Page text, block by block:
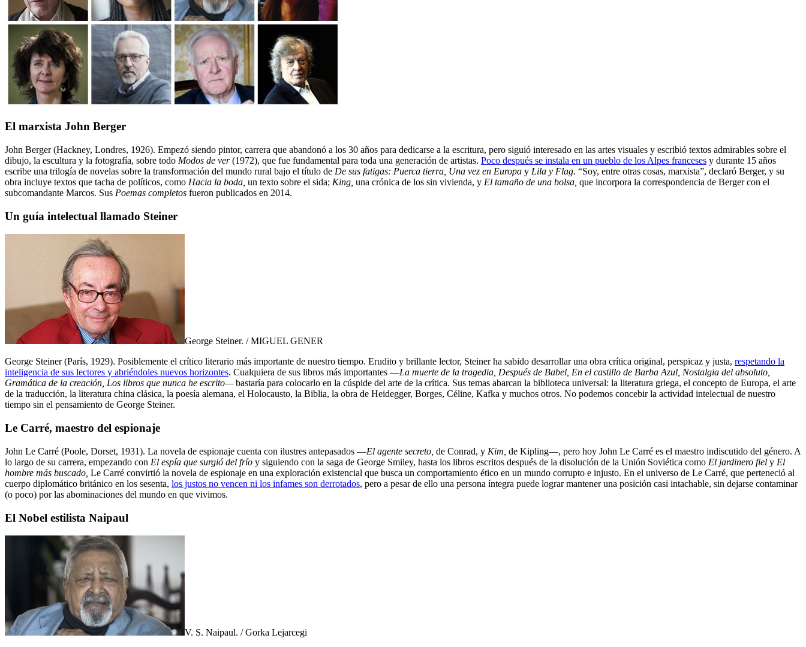
El marxista John Berger
John Berger (Hackney, Londres, 1926). Empezó siendo pintor, carrera que abandonó a los 30 años para dedicarse a la escritura, pero siguió interesado en las artes visuales y escribió textos admirables sobre el
dibujo, la escultura y la fotografía, sobre todo Modos de ver(1972), que fue fundamental para toda una generación de artistas. Poco después se instala en un pueblo de los Alpes franceses y durante 15 años
escribe una trilogía de novelas sobre la transformación del mundo rural bajo el título de De sus fatigas: Puerca tierra, Una vez en Europa y Lila y Flag. “Soy, entre otras cosas, marxista”, declaró Berger, y su
obra incluye textos que tacha de políticos, como Hacia la boda, un texto sobre el sida; King, una crónica de los sin vivienda, y El tamaño de una bolsa, que incorpora la correspondencia de Berger con el
subcomandante Marcos. Sus Poemas completos fueron publicados en 2014.
Un guía intelectual llamado Steiner
George Steiner. / MIGUEL GENER
George Steiner (París, 1929). Posiblemente el crítico literario más importante de nuestro tiempo. Erudito y brillante lector, Steiner ha sabido desarrollar una obra crítica original, perspicaz y justa, respetando la
inteligencia de sus lectores y abriéndoles nuevos horizontes. Cualquiera de sus libros más importantes —La muerte de la tragedia, Después de Babel, En el castillo de Barba Azul, Nostalgia del absoluto,
Gramática de la creación, Los libros que nunca he escrito—bastaría para colocarlo en la cúspide del arte de la crítica. Sus temas abarcan la biblioteca universal: la literatura griega, el concepto de Europa, el arte
de la traducción, la literatura china clásica, la poesía alemana, el Holocausto, la Biblia, la obra de Heidegger, Borges, Céline, Kafka y muchos otros. No podemos concebir la actividad intelectual de nuestro
tiempo sin el pensamiento de George Steiner.
Le Carré, maestro del espionaje
John Le Carré (Poole, Dorset, 1931). La novela de espionaje cuenta con ilustres antepasados —El agente secreto, de Conrad, y Kim, de Kipling—, pero hoy John Le Carré es el maestro indiscutido del género. A
lo largo de su carrera, empezando con El espía que surgió del frío y siguiendo con la saga de George Smiley, hasta los libros escritos después de la disolución de la Unión Soviética como El jardinero fiel y El
hombre más buscado, Le Carré convirtió la novela de espionaje en una exploración existencial que busca un comportamiento ético en un mundo corrupto e injusto. En el universo de Le Carré, que perteneció al
cuerpo diplomático británico en los sesenta, los justos no vencen ni los infames son derrotados, pero a pesar de ello una persona íntegra puede lograr mantener una posición casi intachable, sin dejarse contaminar
(o poco) por las abominaciones del mundo en que vivimos.
El Nobel estilista Naipaul
V. S. Naipaul. / Gorka Lejarcegi